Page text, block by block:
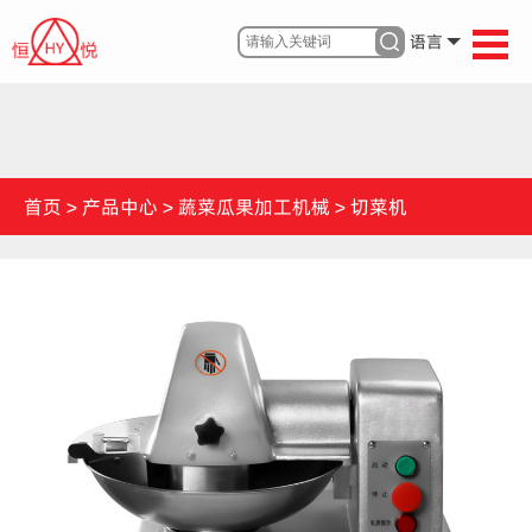
语言
首页 > 产品中心 > 蔬菜瓜果加工机械 >切菜机